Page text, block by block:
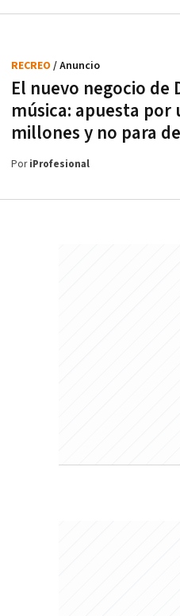
El nuevo negocio de
música: apuesta por
millones y no para
RECREO / Anuncio
PoriProfesional